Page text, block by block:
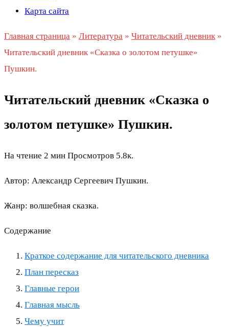
Карта сайта
Главная страница » Литература » Читательский дневник »
Читательский дневник «Сказка о золотом петушке»
Пушкин.
Читательский дневник «Сказка о
золотом петушке» Пушкин.
На чтение 2 мин Просмотров 5.8к.
Автор: Александр Сергеевич Пушкин.
Жанр: волшебная сказка.
Содержание
Краткое содержание для читательского дневника
План пересказ
Главные герои
Главная мысль
Чему учит